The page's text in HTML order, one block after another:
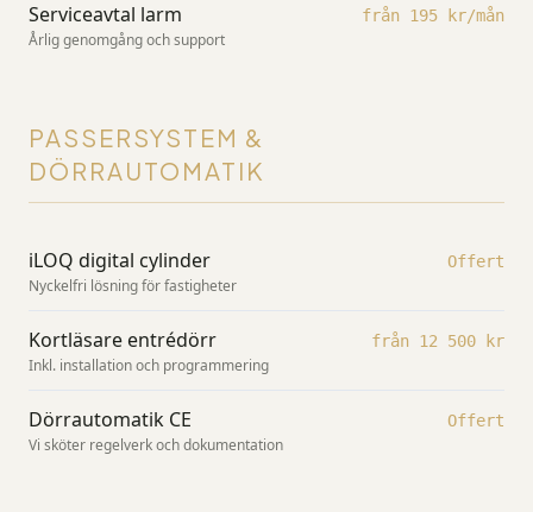
Serviceavtal larm
Årlig genomgång och support
från 195 kr/mån
PASSERSYSTEM &
DÖRRAUTOMATIK
iLOQ digital cylinder
Nyckelfri lösning för fastigheter
Offert
Kortläsare entrédörr
Inkl. installation och programmering
från 12 500 kr
Dörrautomatik CE
Vi sköter regelverk och dokumentation
Offert